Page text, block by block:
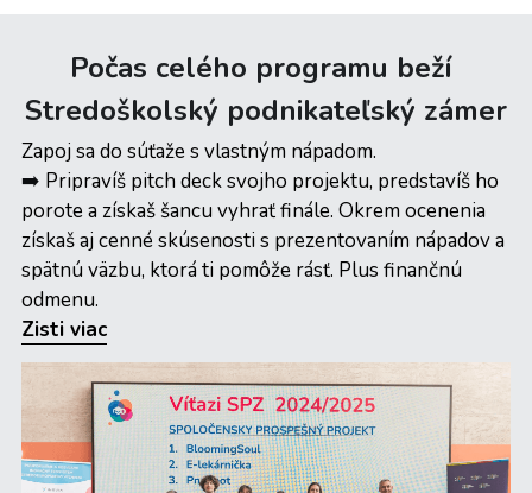
Počas celého programu beží
Stredoškolský podnikateľský zámer
Zapoj sa do súťaže s vlastným nápadom.
➡️ Pripravíš pitch deck svojho projektu, predstavíš ho
porote a získaš šancu vyhrať finále. Okrem ocenenia
získaš aj cenné skúsenosti s prezentovaním nápadov a
spätnú väzbu, ktorá ti pomôže rásť. Plus finančnú
odmenu.
Zisti viac